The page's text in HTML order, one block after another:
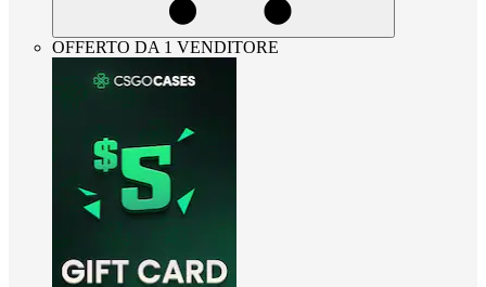
OFFERTO DA 1 VENDITORE